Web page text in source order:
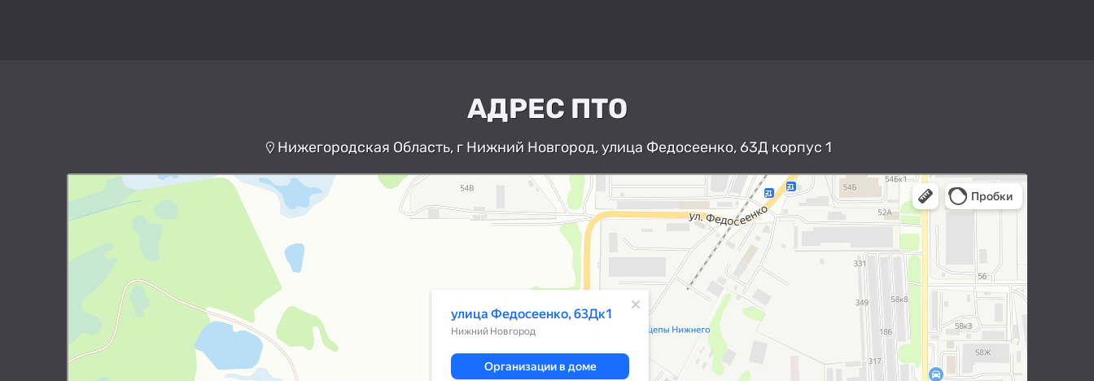
АДРЕС ПТО
Нижегородская Область, г Нижний Новгород, улица Федосеенко, 63Д корпус 1
Нижний Новгород
Улица Федосеенко, 63Дк1 — Яндекс Карты